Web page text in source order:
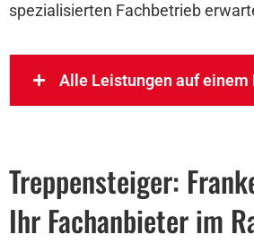
spezialisierten Fachbetrieb
Alle Leistungen auf einem
Treppensteiger:
Ihr Fachanbieter im